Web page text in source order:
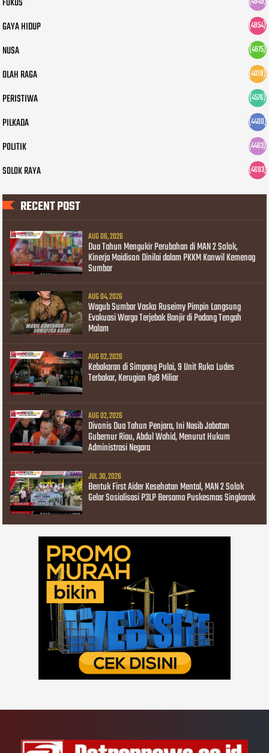
FOKUS
GAYA HIDUP (4954)
NUSA (4875)
OLAH RAGA (4019)
PERISTIWA (4576)
PILKADA (4400)
POLITIK (4463)
SOLOK RAYA (4693)
RECENT POST
AUG 06, 2026
Dua Tahun Mengukir Perubahan di MAN 2 Solok,
Kinerja Maidison Dinilai dalam PKKM Kanwil Kemenag
Sumbar
AUG 04, 2026
Wagub Sumbar Vasko Ruseimy Pimpin Langsung
Evakuasi Warga Terjebak Banjir di Padang Tengah
Malam
AUG 02, 2026
Kebakaran di Simpang Pulai, 9 Unit Ruko Ludes
Terbakar, Kerugian Rp8 Miliar
AUG 02, 2026
Divonis Dua Tahun Penjara, Ini Nasib Jabatan
Gubernur Riau, Abdul Wahid, Menurut Hukum
Administrasi Negara
JUL 30, 2026
Bentuk First Aider Kesehatan Mental, MAN 2 Solok
Gelar Sosialisasi P3LP Bersama Puskesmas Singkarak